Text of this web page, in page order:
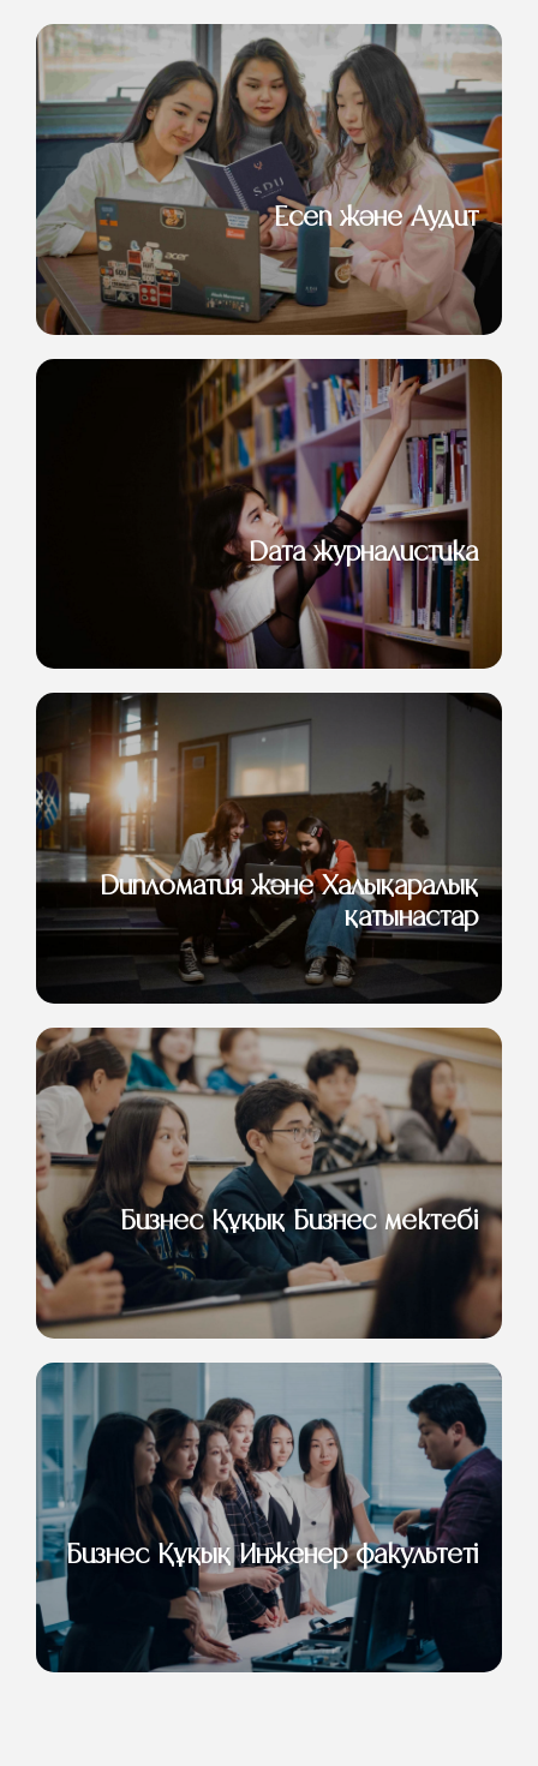
Есеп және Аудит
Дата журналистика
Дипломатия және Халықаралық
қатынастар
Бизнес Құқық Бизнес мектебі
Бизнес Құқық Инженер факультеті